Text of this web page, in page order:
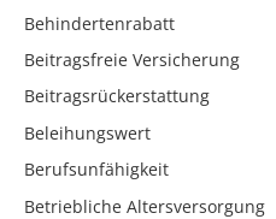
Behindertenrabatt
Beitragsfreie Versicherung
Beitragsrückerstattung
Beleihungswert
Berufsunfähigkeit
Betriebliche Altersversorgung